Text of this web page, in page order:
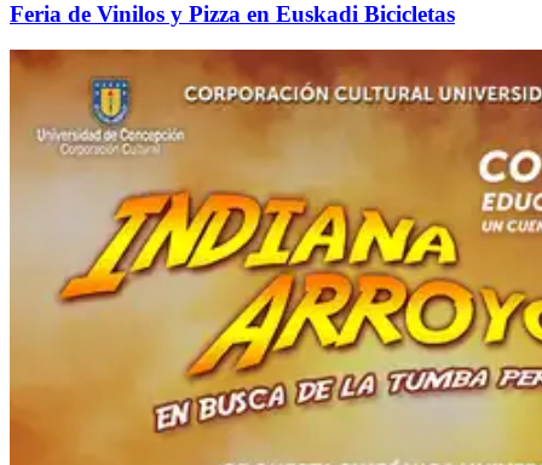
Feria de Vinilos y Pizza en Euskadi Bicicletas